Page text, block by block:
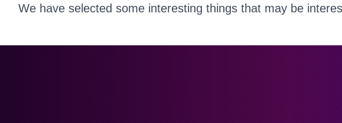
We have selected some interesting things that may be